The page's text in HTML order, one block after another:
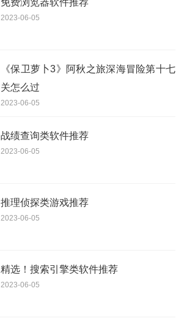
免费浏览器软件推荐
2023-06-05
《保卫萝卜3》阿秋之旅深海冒险第十七
关怎么过
2023-06-05
战绩查询类软件推荐
2023-06-05
推理侦探类游戏推荐
2023-06-05
精选！搜索引擎类软件推荐
2023-06-05